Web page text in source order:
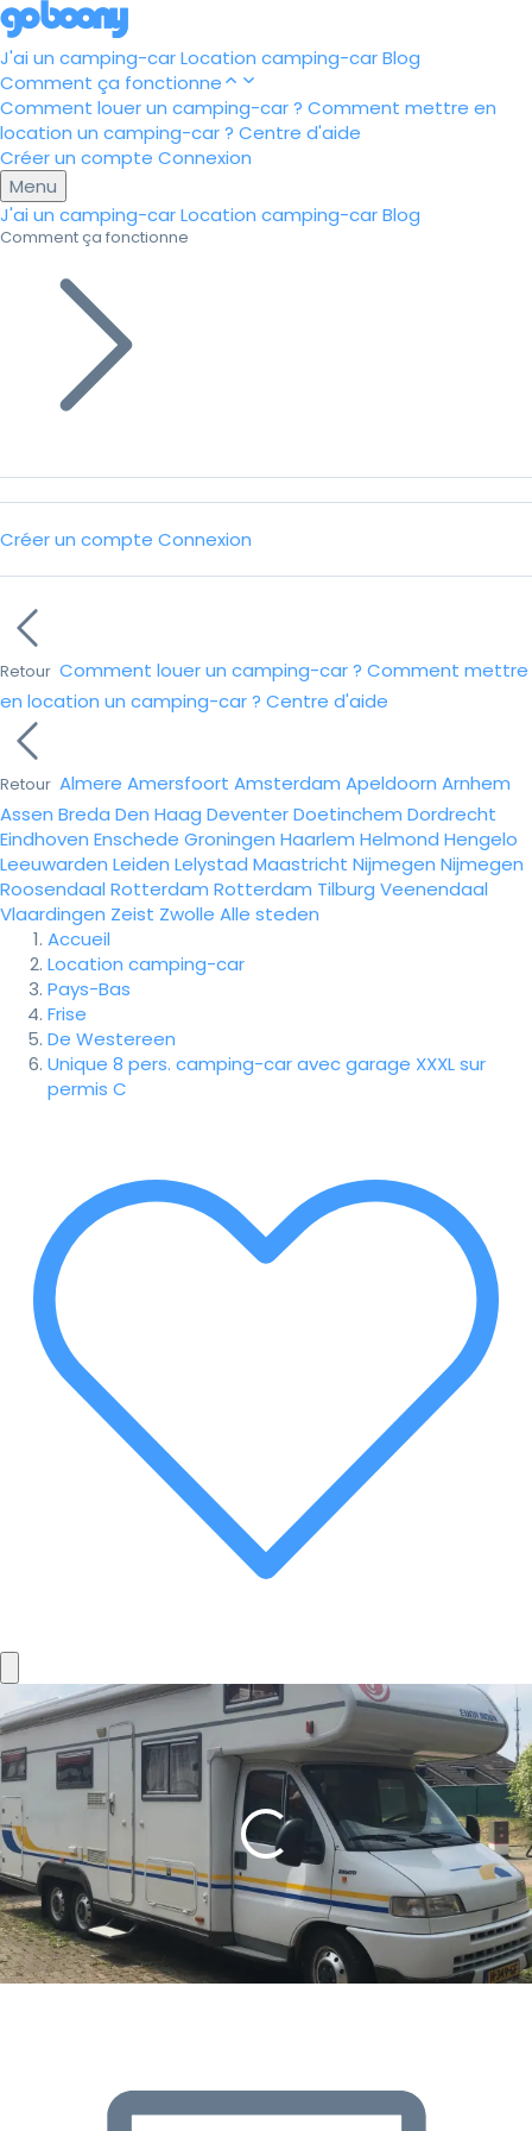
J'ai un camping-carLocation camping-carBlog
Comment ça fonctionne
Comment louer un camping-car ? Comment mettre en
location un camping-car ? Centre d'aide
Créer un compte Connexion
Menu
J'ai un camping-carLocation camping-carBlog
Comment ça fonctionne
Créer un compte Connexion
Retour Comment louer un camping-car ? Comment mettre
en location un camping-car ? Centre d'aide
Retour Almere Amersfoort Amsterdam Apeldoorn Arnhem
Assen Breda Den Haag DeventerDoetinchem Dordrecht
Eindhoven Enschede Groningen Haarlem Helmond Hengelo
Leeuwarden Leiden Lelystad Maastricht Nijmegen Nijmegen
Roosendaal Rotterdam Rotterdam Tilburg Veenendaal
Vlaardingen Zeist Zwolle Alle steden
Accueil
Location camping-car
Pays-Bas
Frise
De Westereen
Unique 8 pers. camping-car avec garage XXXL sur
permis C